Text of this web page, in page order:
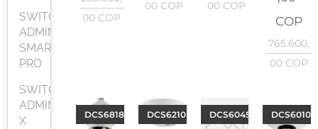
SWITCH
ADMINISTRABLES
SMART
PRO
SWITCH
ADMINISTRABLES
X
00 COP
00 COP
00COP
COP
765.600,
00COP
DCS6818 DCS6210 DCS6045LKT DCS6010L